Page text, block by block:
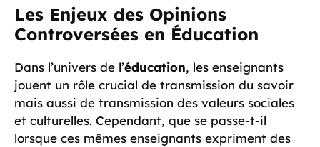
Les Enjeux des Opinions
Controversées en Éducation
Dans l’univers de l’éducation, les enseignants
jouent un rôle crucial de transmission du savoir
mais aussi de transmission des valeurs sociales
et culturelles. Cependant, que se passe-t-il
lorsque ces mêmes enseignants expriment des